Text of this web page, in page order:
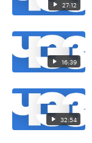
27:12
16:39
32:54